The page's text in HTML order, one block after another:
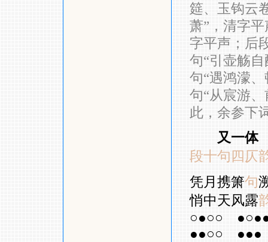
筵、玉钩云
萧”，清字
字平声；后
句“引壶觞
句“遇鸿濛
句“从宸游
此，余参下
又一体
段十句四仄
凭月携箫句
悄中天风露
○●○○
●●○○
●●●